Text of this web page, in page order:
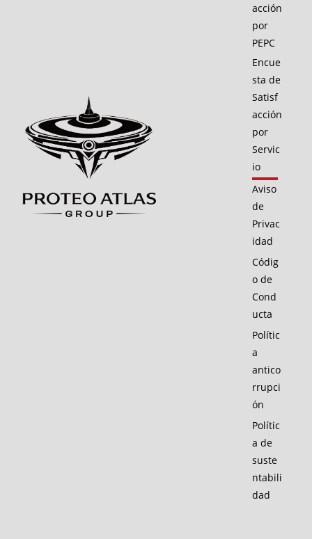
acción
por
PEPC
Encue
sta de
Satisf
acción
por
Servic
io
Aviso
de
Privac
idad
Códig
o de
Cond
ucta
Polític
a
antico
rrupci
ón
Polític
a de
suste
ntabili
dad